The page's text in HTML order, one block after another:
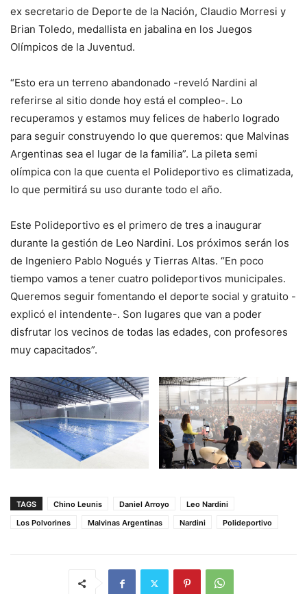
ex secretario de Deporte de la Nación, Claudio Morresi y
Brian Toledo, medallista en jabalina en los Juegos
Olímpicos de la Juventud.
“Esto era un terreno abandonado -reveló Nardini al
referirse al sitio donde hoy está el compleo-. Lo
recuperamos y estamos muy felices de haberlo logrado
para seguir construyendo lo que queremos: que Malvinas
Argentinas sea el lugar de la familia”. La pileta semi
olímpica con la que cuenta el Polideportivo es climatizada,
lo que permitirá su uso durante todo el año.
Este Polideportivo es el primero de tres a inaugurar
durante la gestión de Leo Nardini. Los próximos serán los
de Ingeniero Pablo Nogués y Tierras Altas. “En poco
tiempo vamos a tener cuatro polideportivos municipales.
Queremos seguir fomentando el deporte social y gratuito -
explicó el intendente-. Son lugares que van a poder
disfrutar los vecinos de todas las edades, con profesores
muy capacitados”.
TAGS Chino Leunis Daniel Arroyo
Leo Nardini
Los Polvorines
Malvinas Argentinas Nardini Polideportivo